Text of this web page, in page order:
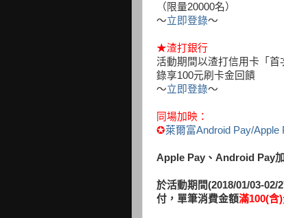
（限量20000名）
～立即登錄～
★渣打銀行
活動期間以渣打信用卡「首
錄享100元刷卡金回饋
～立即登錄～
同場加映：
✪萊爾富Android Pay/Apple
Apple Pay 、Android Pay
於活動期間(2018/01/03-02/
付， 單筆消費金額滿100(含